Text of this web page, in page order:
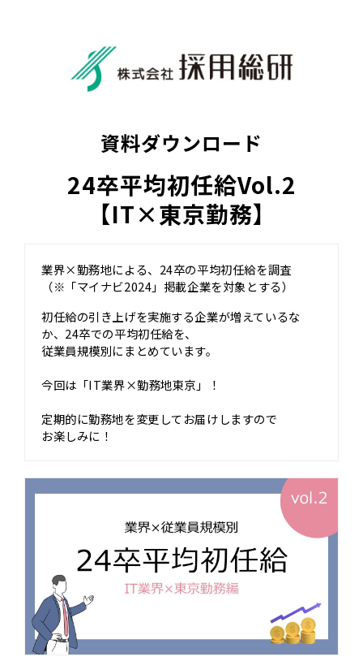
資料ダウンロード
24卒平均初任給Vol.2
【IT×東京勤務】
業界×勤務地による、24卒の平均初任給を調査
（※「マイナビ2024」掲載企業を対象とする）
初任給の引き上げを実施する企業が増えているな
か、24卒での平均初任給を、
従業員規模別にまとめています。
今回は「IT業界×勤務地東京」！
定期的に勤務地を変更してお届けしますので
お楽しみに！